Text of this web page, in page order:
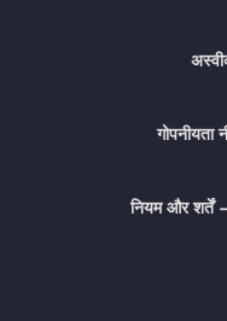
नियम और